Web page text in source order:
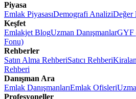
Piyasa
Emlak PiyasasıDemografi AnaliziDeğer
Keşfet
Emlakjet BlogUzman DanışmanlarGYF
Fonu)
Rehberler
Satın Alma RehberiSatıcı Rehberi
Rehberi
Danışman Ara
Emlak DanışmanlarıEmlak Ofisleri
Profesyoneller